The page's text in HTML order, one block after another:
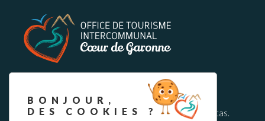
Mantente al tanto de nuestras novedades y ofertas.
BONJOUR,
DES COOKIES ?